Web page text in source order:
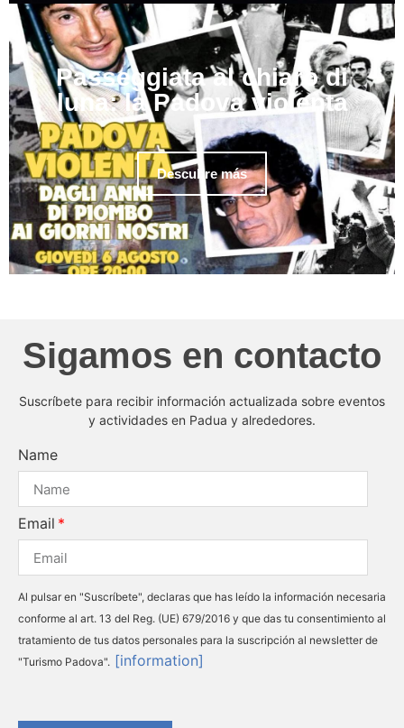
Passeggiata al chiaro di
luna: la Padova violenta
Descubre más
Sigamos en contacto
Suscríbete para recibir información actualizada sobre eventos
y actividades en Padua y alrededores.
Name
Email
Al pulsar en "Suscríbete", declaras que has leído la información necesaria
conforme al art. 13 del Reg. (UE) 679/2016 y que das tu consentimiento al
tratamiento de tus datos personales para la suscripción al newsletter de
"Turismo Padova". [information]